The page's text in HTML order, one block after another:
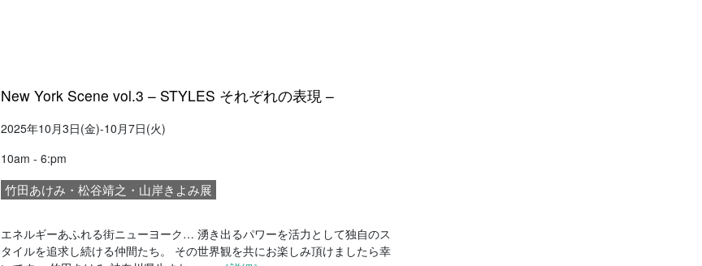
New York Scene vol.3 – STYLES それぞれの表現 –
2025年10月3日(金)-10月7日(火)
10am - 6:pm
竹田あけみ・松谷靖之・山岸きよみ展
エネルギーあふれる街ニューヨーク… 湧き出るパワーを活力として独自のス
タイルを追求し続ける仲間たち。 その世界観を共にお楽しみ頂けましたら幸